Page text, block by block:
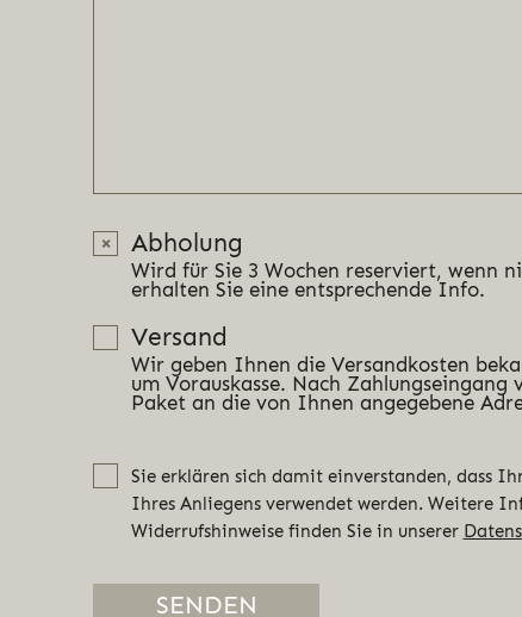
Abholung
Wird für Sie 3 Wochen reserviert, wenn
erhalten Sie eine entsprechende Info.
Versand
Wir geben Ihnen die Versandkosten
um Vorauskasse. Nach Zahlungseingang
Paket an die von Ihnen angegebene
Sie erklären sich damit einverstanden, dass
Ihres Anliegens verwendet werden. Weitere
Widerrufshinweise finden Sie in unserer